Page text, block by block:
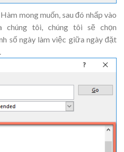
mong muốn, sau đó nhấp vào
chúng tôi, chúng tôi sẽ chọn
số ngày làm việc giữa ngày đặt